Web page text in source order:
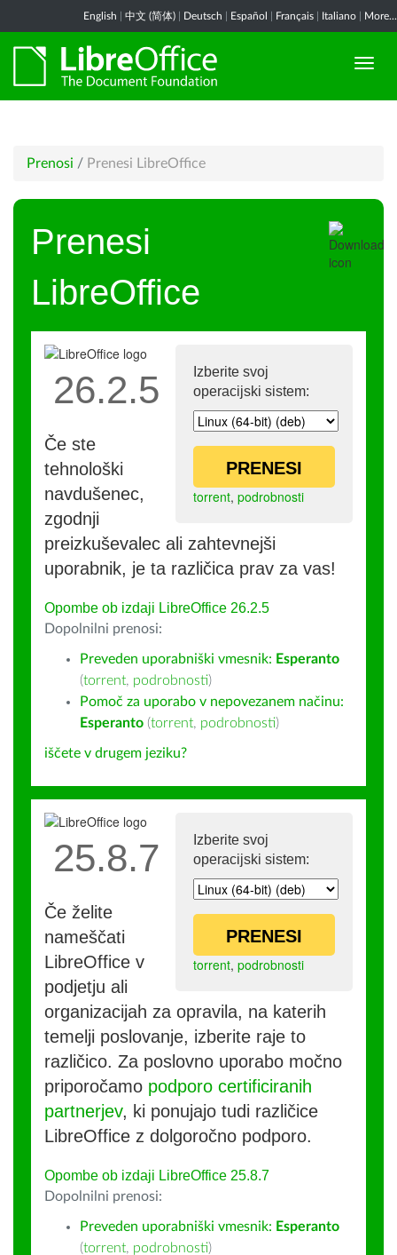
English 中文 (简体) Deutsch Español Français Italiano More...
Prenosi / Prenesi LibreOffice
Prenesi
LibreOffice
Izberite svoj
operacijski sistem:
PRENESI
torrent, podrobnosti
26.2.5
Če ste
tehnološki
navdušenec,
zgodnji
preizkuševalec ali zahtevnejši
uporabnik, je ta različica prav za vas!
Opombe ob izdaji LibreOffice 26.2.5
Dopolnilni prenosi:
Preveden uporabniški vmesnik: Esperanto
(torrent, podrobnosti)
Pomoč za uporabo v nepovezanem načinu:
Esperanto (torrent, podrobnosti)
iščete v drugem jeziku?
Izberite svoj
operacijski sistem:
PRENESI
torrent, podrobnosti
25.8.7
Če želite
nameščati
LibreOffice v
podjetju ali
organizacijah za opravila, na katerih
temelji poslovanje, izberite raje to
različico. Za poslovno uporabo močno
priporočamo podporo certificiranih
partnerjev, ki ponujajo tudi različice
LibreOffice z dolgoročno podporo.
Opombe ob izdaji LibreOffice 25.8.7
Dopolnilni prenosi:
Preveden uporabniški vmesnik: Esperanto
(torrent, podrobnosti)